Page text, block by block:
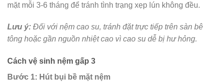
mặt mỗi 3-6 tháng để tránh tình trạng xẹp lún không đều.
Lưu ý: Đối với nệm cao su, tránh đặt trực tiếp trên sàn bê
tông hoặc gần nguồn nhiệt cao vì cao su dễ bị hư hỏng.
Cách vệ sinh nệm gấp 3
Bước 1: Hút bụi bề mặt nệm